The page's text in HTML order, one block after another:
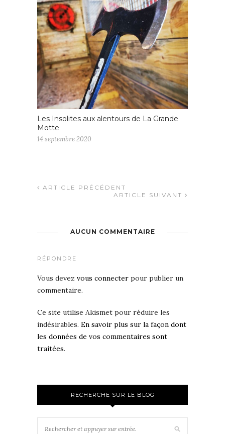
Les Insolites aux alentours de La Grande
Motte
14 septembre 2020
ARTICLE PRÉCÉDENT
ARTICLE SUIVANT
AUCUN COMMENTAIRE
RÉPONDRE
Vous devez vous connecter pour publier un
commentaire.
Ce site utilise Akismet pour réduire les
indésirables. En savoir plus sur la façon dont
les données de vos commentaires sont
traitées.
RECHERCHE SUR LE BLOG